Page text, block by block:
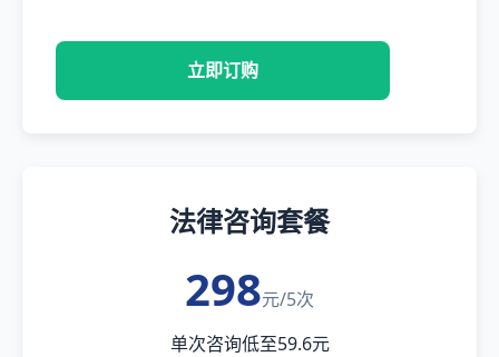
立即订购
法律咨询套餐
298元/5次
单次咨询低至59.6元